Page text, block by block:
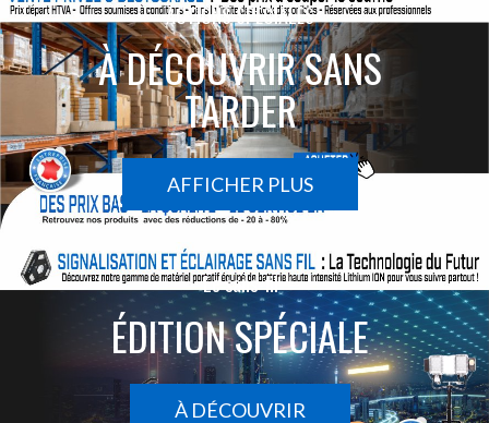
ACTIONS SPÉCIALES
À DÉCOUVRIR SANS
TARDER
AFFICHER PLUS
Le sans-fil
ÉDITION SPÉCIALE
À DÉCOUVRIR